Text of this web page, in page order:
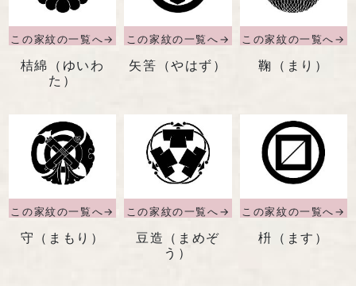
桔綿（ゆいわ
た）
矢筈（やはず） 鞠（まり）
守（まもり）
豆造（まめぞ
う）
枡（ます）